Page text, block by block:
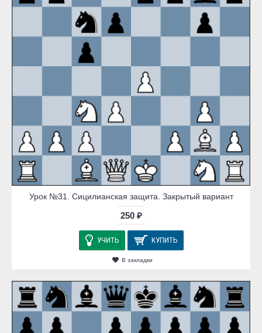
Урок №31. Сицилианская защита. Закрытый вариант
250 ₽
УЧИТЬ КУПИТЬ
В закладки